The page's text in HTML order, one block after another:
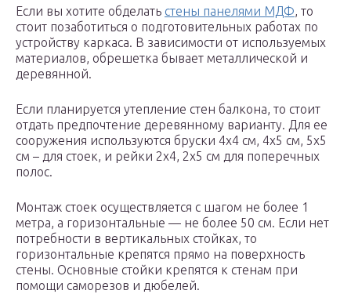
Если вы хотите обделать стены панелями МДФ, то
стоит позаботиться о подготовительных работах по
устройству каркаса. В зависимости от используемых
материалов, обрешетка бывает металлической и
деревянной.
Если планируется утепление стен балкона, то стоит
отдать предпочтение деревянному варианту. Для ее
сооружения используются бруски 4х4 см, 4х5 см, 5х5
см – для стоек, и рейки 2х4, 2х5 см для поперечных
полос.
Монтаж стоек осуществляется с шагом не более 1
метра, а горизонтальные — не более 50 см. Если нет
потребности в вертикальных стойках, то
горизонтальные крепятся прямо на поверхность
стены. Основные стойки крепятся к стенам при
помощи саморезов и дюбелей.